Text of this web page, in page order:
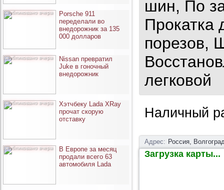
опубликовано вчера
Porsche 911
переделали во
внедорожник за 135
000 долларов
опубликовано вчера
Nissan превратил
Juke в гоночный
внедорожник
опубликовано вчера
Хэтчбеку Lada XRay
прочат скорую
отставку
опубликовано вчера
В Европе за месяц
продали всего 63
автомобиля Lada
шин, По
Прокатка
порезов,
легковой
Наличный
Адрес: Россия,
Загрузка карты...